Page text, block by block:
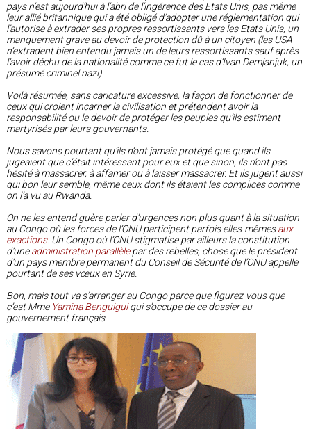
pays n’est aujourd’hui à l’abri de l’ingérence des Etats Unis, pas même
leur allié britannique qui a été obligé d’adopter une réglementation qui
l’autorise à extrader ses propres ressortissants vers les Etats Unis, un
manquement grave au devoir de protection dû à un citoyen (les USA
n’extradent bien entendu jamais un de leurs ressortissants sauf après
l’avoir déchu de la nationalité comme ce fut le cas d’Ivan Demjanjuk, un
présumé criminel nazi).
Voilà résumée, sans caricature excessive, la façon de fonctionner de
ceux qui croient incarner la civilisation et prétendent avoir la
responsabilité ou le devoir de protéger les peuples qu’ils estiment
martyrisés par leurs gouvernants.
Nous savons pourtant qu’ils n’ont jamais protégé que quand ils
jugeaient que c’était intéressant pour eux et que sinon, ils n’ont pas
hésité à massacrer, à affamer ou à laisser massacrer. Et ils jugent aussi
qui bon leur semble, même ceux dont ils étaient les complices comme
on l’a vu au Rwanda.
On ne les entend guère parler d’urgences non plus quant à la situation
au Congo où les forces de l’ONU participent parfois elles-mêmesaux
exactions. Un Congo où l’ONU stigmatise par ailleurs la constitution
d’uneadministration parallèlepar des rebelles, chose que le président
d’un pays membre permanent du Conseil de Sécurité de l’ONU appelle
pourtant de ses vœux en Syrie.
Bon, mais tout va s’arranger au Congo parce que figurez-vous que
c’est Mme Yamina Benguiguiqui s’occupe de ce dossier au
gouvernement français.